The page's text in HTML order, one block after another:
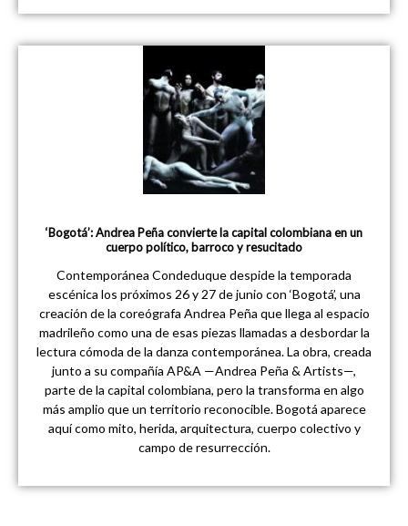
‘Bogotá’: Andrea Peña convierte la capital colombiana en un
cuerpo político, barroco y resucitado
Contemporánea Condeduque despide la temporada
escénica los próximos 26 y 27 de junio con ‘Bogotá’, una
creación de la coreógrafa Andrea Peña que llega al espacio
madrileño como una de esas piezas llamadas a desbordar la
lectura cómoda de la danza contemporánea. La obra, creada
junto a su compañía AP&A —Andrea Peña & Artists—,
parte de la capital colombiana, pero la transforma en algo
más amplio que un territorio reconocible. Bogotá aparece
aquí como mito, herida, arquitectura, cuerpo colectivo y
campo de resurrección.